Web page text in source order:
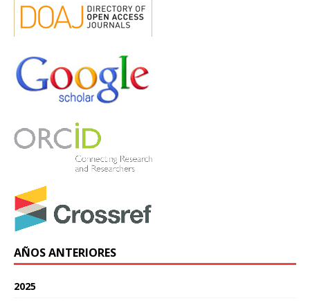
AÑOS ANTERIORES
2025